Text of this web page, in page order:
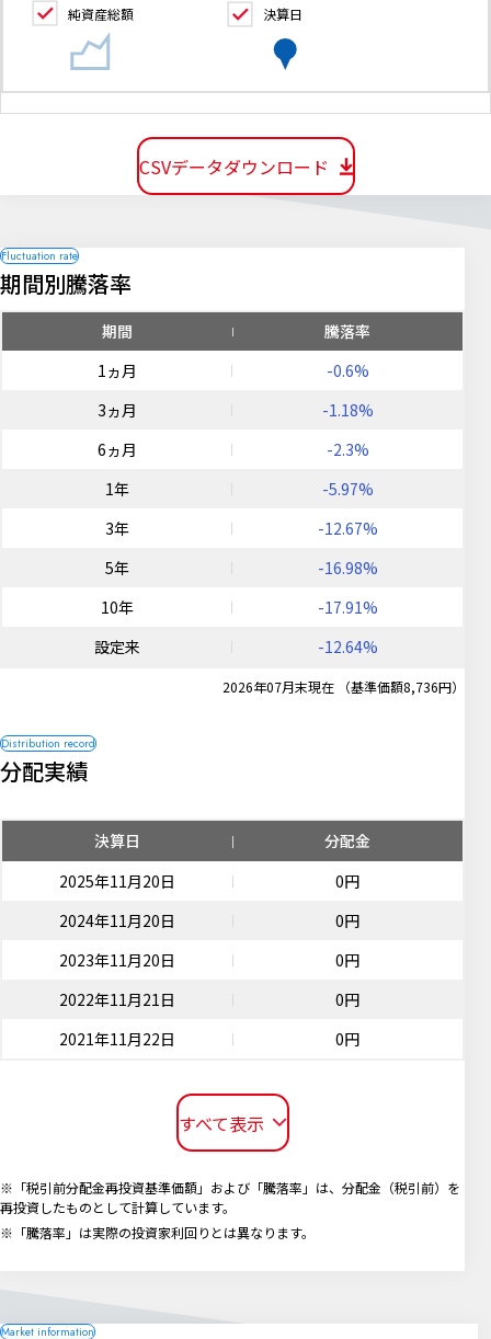
純資産総額 決算日
CSVデータダウンロード
期間別騰落率
期間
騰落率
1ヵ月
-0.6%
3ヵ月
-1.18%
6ヵ月
-2.3%
1年
-5.97%
3年
-12.67%
5年
-16.98%
10年
-17.91%
設定来
-12.64%
2026年07月末現在 （基準価額8,736円）
分配実績
決算日
分配金
2025年11月20日
0円
2024年11月20日
0円
2023年11月20日
0円
2022年11月21日
0円
2021年11月22日
0円
すべて表示
※「税引前分配金再投資基準価額」および「騰落率」は、分配金（税引前）を
再投資したものとして計算しています。
※「騰落率」は実際の投資家利回りとは異なります。